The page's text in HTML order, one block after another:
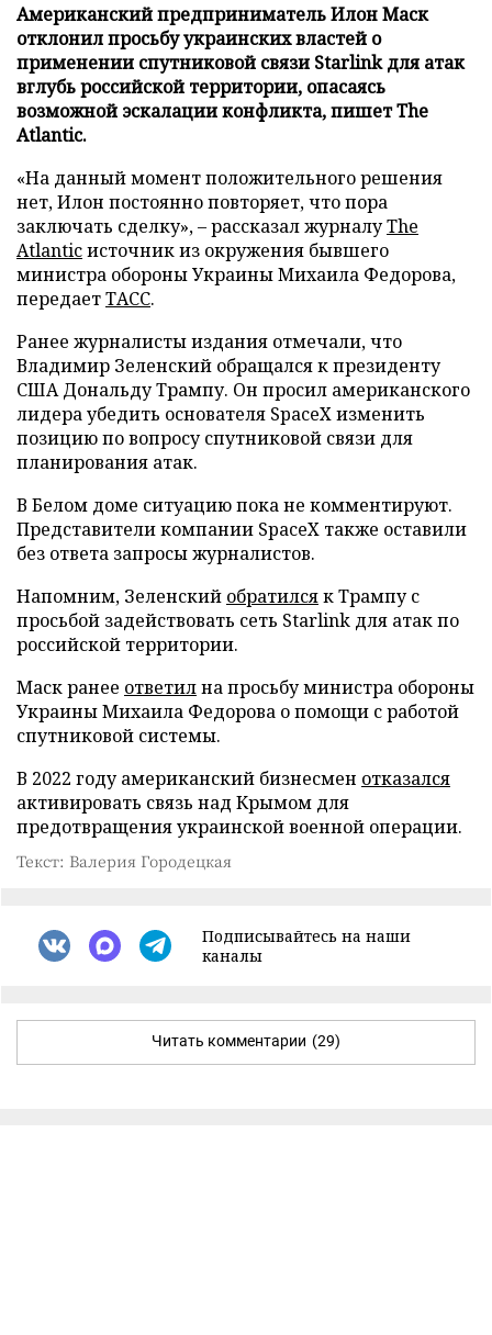
Американский предприниматель Илон Маск
отклонил просьбу украинских властей о
применении спутниковой связи Starlink для атак
вглубь российской территории, опасаясь
возможной эскалации конфликта, пишет The
Atlantic.
«На данный момент положительного решения
нет, Илон постоянно повторяет, что пора
заключать сделку», – рассказал журналуThe
Atlanticисточник из окружения бывшего
министра обороны Украины Михаила Федорова,
передаетТАСС.
Ранее журналисты издания отмечали, что
Владимир Зеленский обращался к президенту
США Дональду Трампу. Он просил американского
лидера убедить основателя SpaceX изменить
позицию по вопросу спутниковой связи для
планирования атак.
В Белом доме ситуацию пока не комментируют.
Представители компании SpaceX также оставили
без ответа запросы журналистов.
Напомним, Зеленский обратилсяк Трампу с
просьбой задействовать сеть Starlink для атак по
российской территории.
Маск ранее ответилна просьбу министра обороны
Украины Михаила Федорова о помощи с работой
спутниковой системы.
В 2022 году американский бизнесмен отказался
активировать связь над Крымом для
предотвращения украинской военной операции.
Текст: Валерия Городецкая
Подписывайтесь на наши
каналы
Читать комментарии (29)